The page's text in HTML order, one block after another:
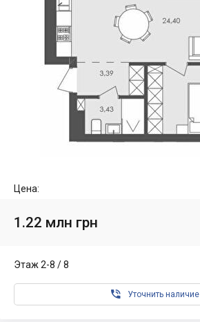
Цена:
1.22 млн грн
Этаж 2-8 / 8
 Уточнить наличие